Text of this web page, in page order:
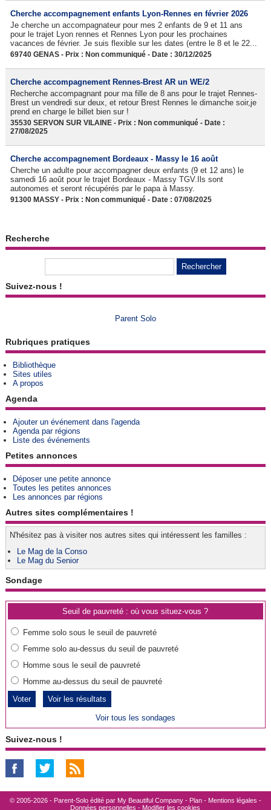
Cherche accompagnement enfants Lyon-Rennes en février 2026
Je cherche un accompagnateur pour mes 2 enfants de 9 et 11 ans
pour le trajet Lyon rennes et Rennes Lyon pour les prochaines
vacances de février. Je suis flexible sur les dates (entre le 8 et le 22...
69740 GENAS - Prix : Non communiqué - Date : 30/12/2025
Cherche accompagnement Rennes-Brest AR un WE/2
Recherche accompagnant pour ma fille de 8 ans pour le trajet Rennes-
Brest un vendredi sur deux, et retour Brest Rennes le dimanche soir,je
prend en charge le billet bien sur !
35530 SERVON SUR VILAINE - Prix : Non communiqué - Date :
27/08/2025
Cherche accompagnement Bordeaux - Massy le 16 août
Cherche un adulte pour accompagner deux enfants (9 et 12 ans) le
samedi 16 août pour le trajet Bordeaux - Massy TGV.Ils sont
autonomes et seront récupérés par le papa à Massy.
91300 MASSY - Prix : Non communiqué - Date : 07/08/2025
Recherche
Suivez-nous !
Parent Solo
Rubriques pratiques
Bibliothèque
Sites utiles
A propos
Agenda
Ajouter un événement dans l'agenda
Agenda par régions
Liste des événements
Petites annonces
Déposer une petite annonce
Toutes les petites annonces
Les annonces par régions
Autres sites complémentaires !
N'hésitez pas à visiter nos autres sites qui intéressent les familles :
Le Mag de la Conso
Le Mag du Senior
Sondage
Seuil de pauvreté : où vous situez-vous ?
Femme solo sous le seuil de pauvreté
Femme solo au-dessus du seuil de pauvreté
Homme sous le seuil de pauvreté
Homme au-dessus du seuil de pauvreté
Voir les résultats
Voir tous les sondages
Suivez-nous !
© 2005-2026 - Parent-Solo édité par My Beautiful Company- Plan- Mentions légales -
Données personnelles - Modifier les cookies